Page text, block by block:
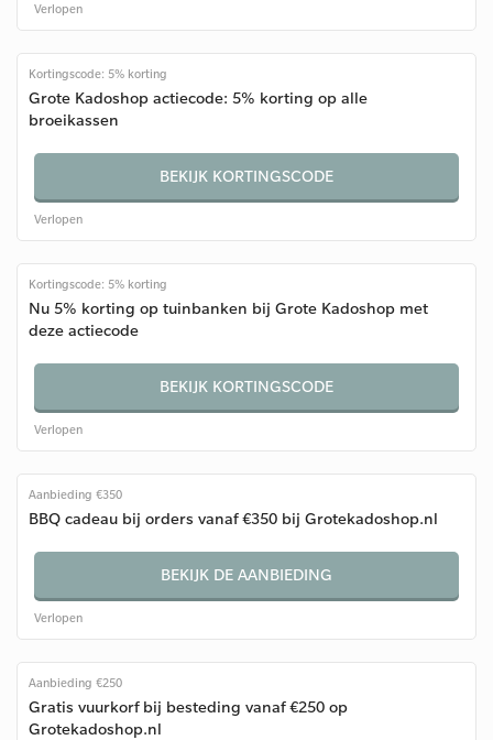
Verlopen
Kortingscode: 5% korting
Grote Kadoshop actiecode: 5% korting op alle
broeikassen
BEKIJK KORTINGSCODE
Verlopen
Kortingscode: 5% korting
Nu 5% korting op tuinbanken bij Grote Kadoshop met
deze actiecode
BEKIJK KORTINGSCODE
Verlopen
Aanbieding €350
BBQ cadeau bij orders vanaf €350 bij Grotekadoshop.nl
BEKIJK DE AANBIEDING
Verlopen
Aanbieding €250
Gratis vuurkorf bij besteding vanaf €250 op
Grotekadoshop.nl